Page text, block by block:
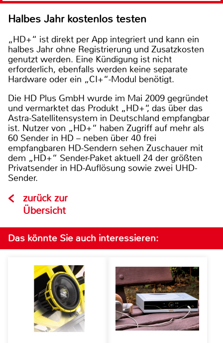
Halbes Jahr kostenlos testen
„HD+“ ist direkt per App integriert und kann ein
halbes Jahr ohne Registrierung und Zusatzkosten
genutzt werden. Eine Kündigung ist nicht
erforderlich, ebenfalls werden keine separate
Hardware oder ein „CI+“-Modul benötigt.
Die HD Plus GmbH wurde im Mai 2009 gegründet
und vermarktet das Produkt „HD+“, das über das
Astra-Satellitensystem in Deutschland empfangbar
ist. Nutzer von „HD+“ haben Zugriff auf mehr als
60 Sender in HD – neben über 40 frei
empfangbaren HD-Sendern sehen Zuschauer mit
dem „HD+“ Sender-Paket aktuell 24 der größten
Privatsender in HD-Auflösung sowie zwei UHD-
Sender.
zurück zur
Übersicht
Das könnte Sie auch interessieren: